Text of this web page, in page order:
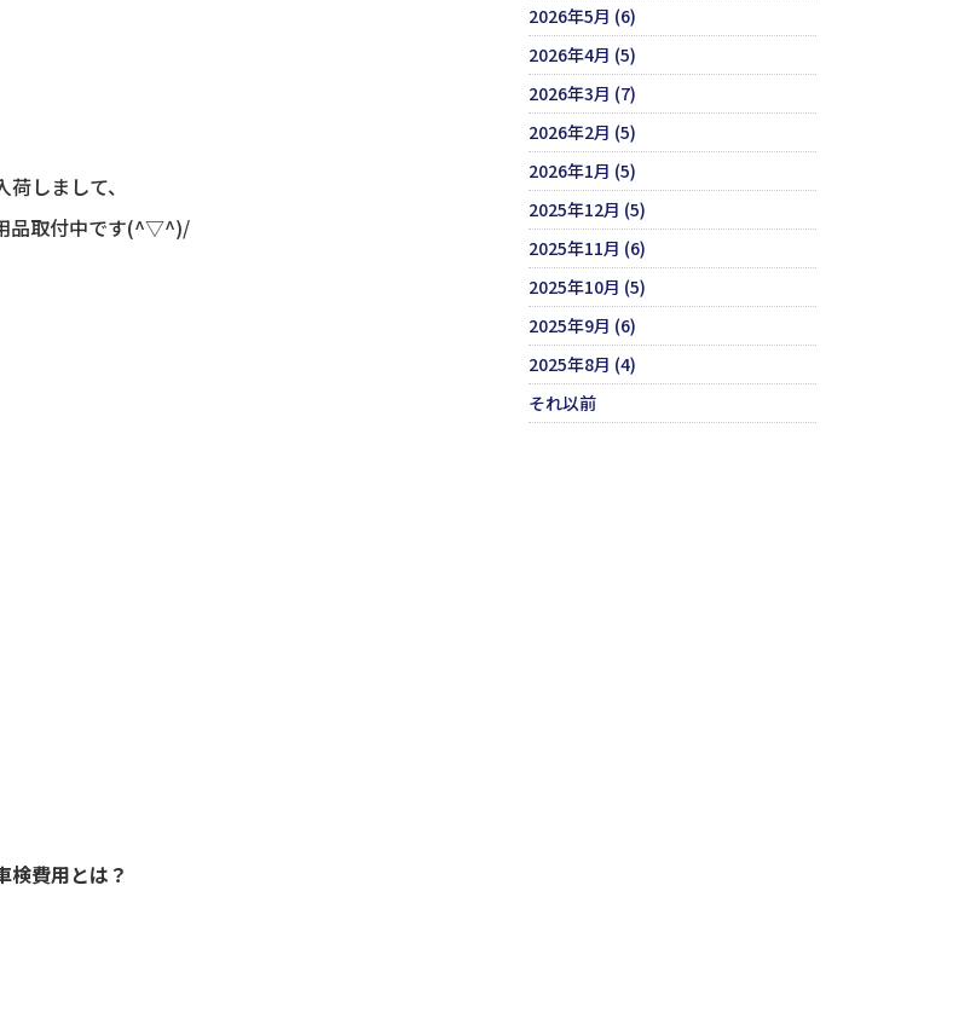
しまして、
品取付中です(^▽^)/
費用とは？
2026年5月 (6)
2026年4月 (5)
2026年3月 (7)
2026年2月 (5)
2026年1月 (5)
2025年12月 (5)
2025年11月 (6)
2025年10月 (5)
2025年9月 (6)
2025年8月 (4)
それ以前